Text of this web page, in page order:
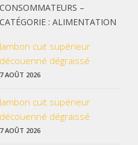
CONSOMMATEURS –
CATÉGORIE : ALIMENTATION
Jambon cuit supérieur
découenné dégraissé
7 AOÛT 2026
Jambon cuit supérieur
découenné dégraissé
7 AOÛT 2026